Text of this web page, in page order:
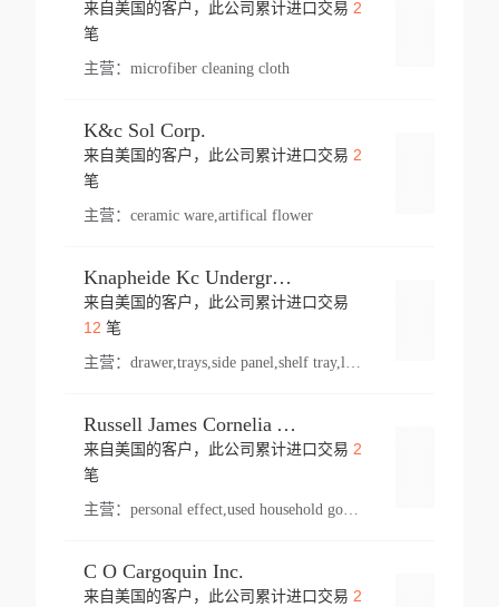
来自美国的客户，此公司累计进口交易 2
笔
主营： microfiber cleaning cloth
K&c Sol Corp.
来自美国的客户，此公司累计进口交易 2
笔
主营： ceramic ware,artifical flower
Knapheide Kc Underground
来自美国的客户，此公司累计进口交易
12 笔
主营：
Russell James Cornelia Arlington Va
来自美国的客户，此公司累计进口交易 2
笔
主营： personal effect,used household goods
C O Cargoquin Inc.
来自美国的客户，此公司累计进口交易 2